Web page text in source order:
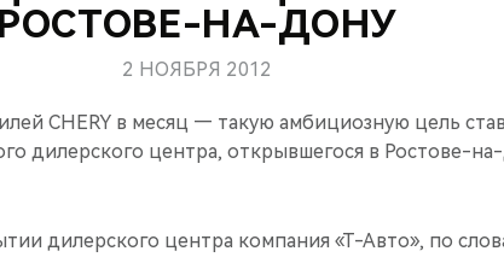
РОСТОВЕ-НА-ДОНУ
2 НОЯБРЯ 2012
CHERY в месяц — такую амбициозную цель
дилерского центра, открывшегося в Ростове-
дилерского центра компания «Т-Авто», по